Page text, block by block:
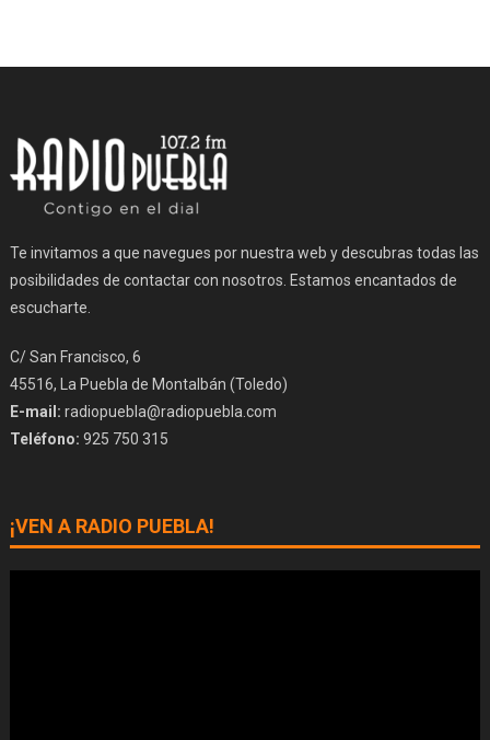
Te invitamos a que navegues por nuestra web y descubras todas las
posibilidades de contactar con nosotros. Estamos encantados de
escucharte.
C/ San Francisco, 6
45516, La Puebla de Montalbán (Toledo)
E-mail: radiopuebla@radiopuebla.com
Teléfono: 925 750 315
¡VEN A RADIO PUEBLA!